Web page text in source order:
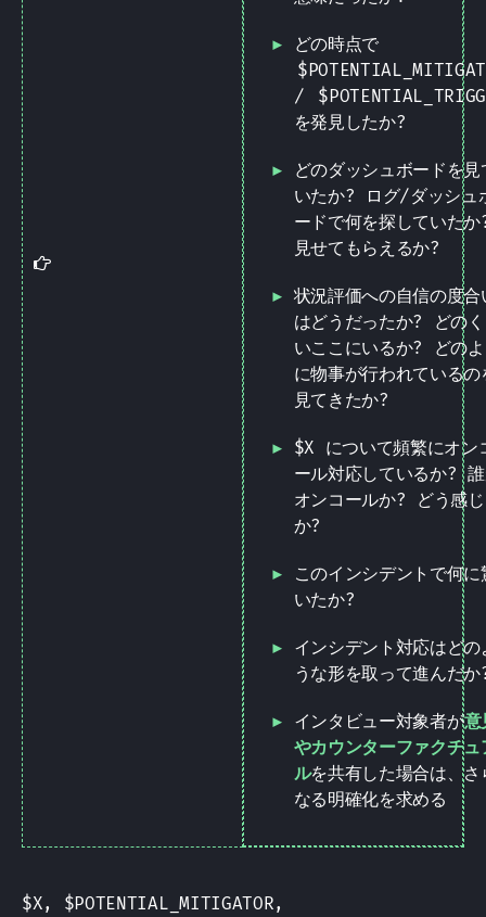
Tip
どの時点で
/
を発見したか?
どのダッシュボードを見
いたか? ログ/ダッシュ
ードで何を探していたか
見せてもらえるか?
状況評価への自信の度合
はどうだったか? どの
いここにいるか? どの
に物事が行われているの
見てきたか?
$X について頻繁にオン
ール対応しているか?
オンコールか? どう感
か?
このインシデントで何に
いたか?
インシデント対応はどの
うな形を取って進んだか
インタビュー対象者が意
やカウンターファクチュ
ルを共有した場合は、さ
なる明確化を求める
$X, $POTENTIAL_MITIGATOR,